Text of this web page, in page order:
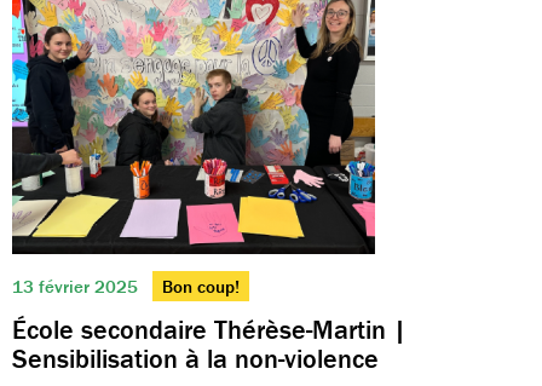
13 février 2025 Bon coup!
École secondaire Thérèse-Martin |
Sensibilisation à la non-violence